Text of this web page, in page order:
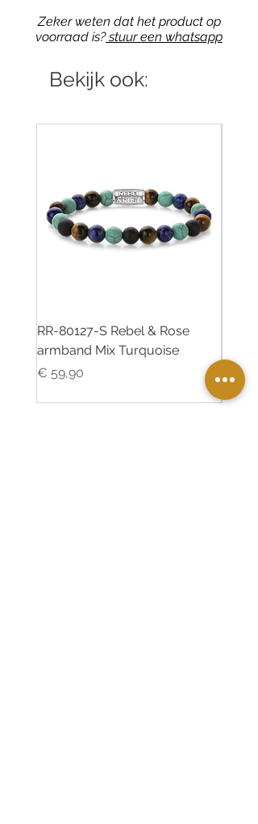
Zeker weten dat het product op
voorraad is?stuur een whatsapp
Bekijk ook:
RR-80127-S Rebel & Rose
armband Mix Turquoise
Prijs
€ 59,90
Prijs
€